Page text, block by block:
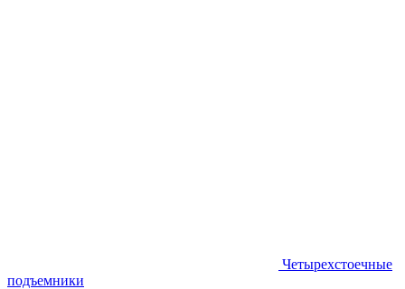
Четырехстоечные
подъемники